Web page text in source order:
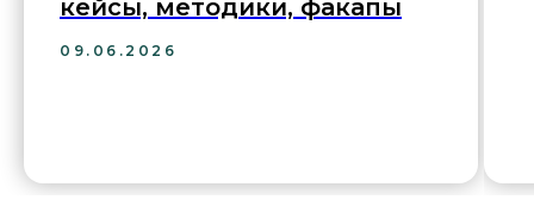
кейсы, методики, факапы
09.06.2026